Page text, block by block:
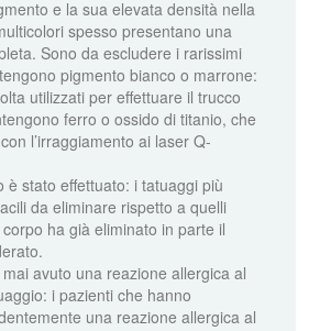
e la sua elevata densità nella
spesso presentano una
Sono da escludere i rarissimi
pigmento bianco o marrone:
utilizzati per effettuare il trucco
ferro o ossido di titanio, che
l’irraggiamento ai laser Q-
è stato effettuato: i tatuaggi più
da eliminare rispetto a quelli
ha già eliminato in parte il
avuto una reazione allergica al
i pazienti che hanno
una reazione allergica al